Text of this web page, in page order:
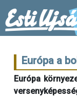
Európa a
Európa